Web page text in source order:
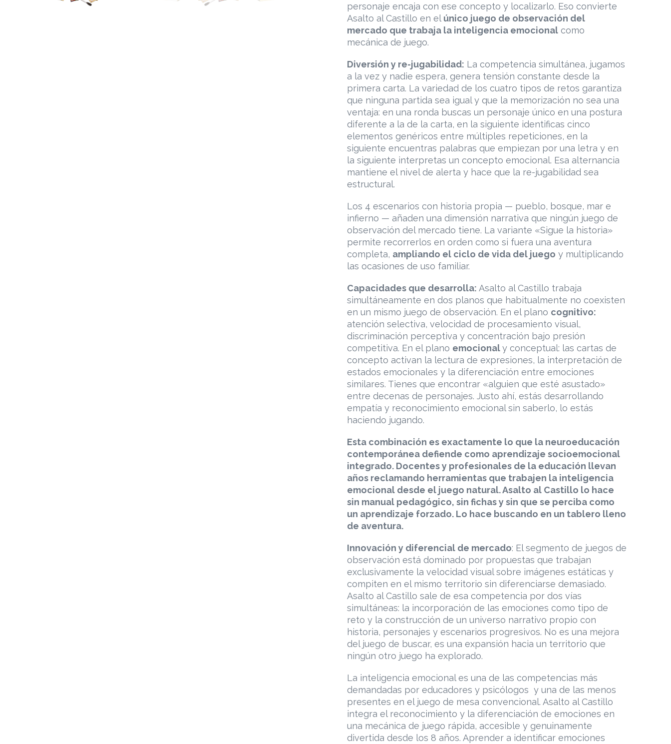
personaje encaja con ese concepto y localizarlo. Eso convierte
Asalto al Castillo en el único juego de observación del
mercado que trabaja la inteligencia emocional como
mecánica de juego.
Diversión y re-jugabilidad: La competencia simultánea, jugamos
a la vez y nadie espera, genera tensión constante desde la
primera carta. La variedad de los cuatro tipos de retos garantiza
que ninguna partida sea igual y que la memorización no sea una
ventaja: en una ronda buscas un personaje único en una postura
diferente a la de la carta, en la siguiente identificas cinco
elementos genéricos entre múltiples repeticiones, en la
siguiente encuentras palabras que empiezan por una letra y en
la siguiente interpretas un concepto emocional. Esa alternancia
mantiene el nivel de alerta y hace que la re-jugabilidad sea
estructural.
Los 4 escenarios con historia propia — pueblo, bosque, mar e
infierno — añaden una dimensión narrativa que ningún juego de
observación del mercado tiene. La variante «Sigue la historia»
permite recorrerlos en orden como si fuera una aventura
completa, ampliando el ciclo de vida del juego y multiplicando
las ocasiones de uso familiar.
Capacidades que desarrolla: Asalto al Castillo trabaja
simultáneamente en dos planos que habitualmente no coexisten
en un mismo juego de observación. En el plano cognitivo:
atención selectiva, velocidad de procesamiento visual,
discriminación perceptiva y concentración bajo presión
competitiva. En el plano emocionaly conceptual: las cartas de
concepto activan la lectura de expresiones, la interpretación de
estados emocionales y la diferenciación entre emociones
similares. Tienes que encontrar «alguien que esté asustado»
entre decenas de personajes. Justo ahí, estás desarrollando
empatía y reconocimiento emocional sin saberlo, lo estás
haciendo jugando.
Esta combinación es exactamente lo que la neuroeducación
contemporánea defiende como aprendizaje socioemocional
integrado. Docentes y profesionales de la educación llevan
años reclamando herramientas que trabajen la inteligencia
emocional desde el juego natural. Asalto al Castillo lo hace
sin manual pedagógico, sin fichas y sin que se perciba como
un aprendizaje forzado. Lo hace buscando en un tablero lleno
de aventura.
Innovación y diferencial de mercado: El segmento de juegos de
observación está dominado por propuestas que trabajan
exclusivamente la velocidad visual sobre imágenes estáticas y
compiten en el mismo territorio sin diferenciarse demasiado.
Asalto al Castillo sale de esa competencia por dos vías
simultáneas: la incorporación de las emociones como tipo de
reto y la construcción de un universo narrativo propio con
historia, personajes y escenarios progresivos. No es una mejora
del juego de buscar, es una expansión hacia un territorio que
ningún otro juego ha explorado.
La inteligencia emocional es una de las competencias más
demandadas por educadores y psicólogos y una de las menos
presentes en el juego de mesa convencional. Asalto al Castillo
integra el reconocimiento y la diferenciación de emociones en
una mecánica de juego rápida, accesible y genuinamente
divertida desde los 8 años. Aprender a identificar emociones